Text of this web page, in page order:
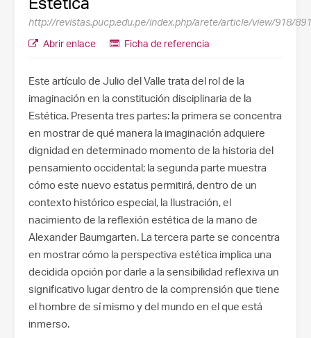
http://revistas.pucp.edu.pe/index.php/arete/article/view/918/891
Abrir enlace
Ficha de referencia
Este artículo de Julio del Valle trata del rol de la
imaginación en la constitución disciplinaria de la
Estética. Presenta tres partes: la primera se concentra
en mostrar de qué manera la imaginación adquiere
dignidad en determinado momento de la historia del
pensamiento occidental; la segunda parte muestra
cómo este nuevo estatus permitirá, dentro de un
contexto histórico especial, la Ilustración, el
nacimiento de la reflexión estética de la mano de
Alexander Baumgarten. La tercera parte se concentra
en mostrar cómo la perspectiva estética implica una
decidida opción por darle a la sensibilidad reflexiva un
significativo lugar dentro de la comprensión que tiene
el hombre de sí mismo y del mundo en el que está
inmerso.